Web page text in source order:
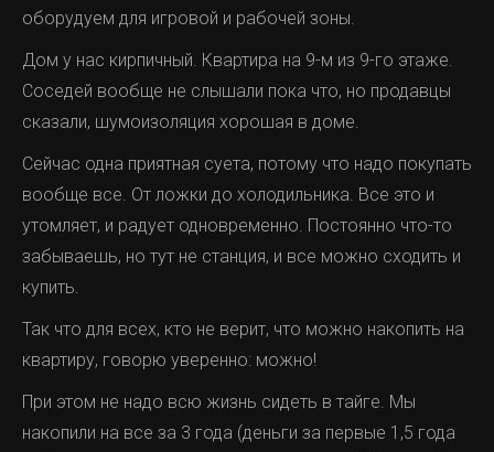
оборудуем для игровой и рабочей зоны.
Дом у нас кирпичный. Квартира на 9-м из 9-го этаже.
Соседей вообще не слышали пока что, но продавцы
сказали, шумоизоляция хорошая в доме.
Сейчас одна приятная суета, потому что надо покупать
вообще все. От ложки до холодильника. Все это и
утомляет, и радует одновременно. Постоянно что-то
забываешь, но тут не станция, и все можно сходить и
купить.
Так что для всех, кто не верит, что можно накопить на
квартиру, говорю уверенно: можно!
При этом не надо всю жизнь сидеть в тайге. Мы
накопили на все за 3 года (деньги за первые 1,5 года